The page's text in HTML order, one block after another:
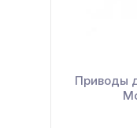
Приводы